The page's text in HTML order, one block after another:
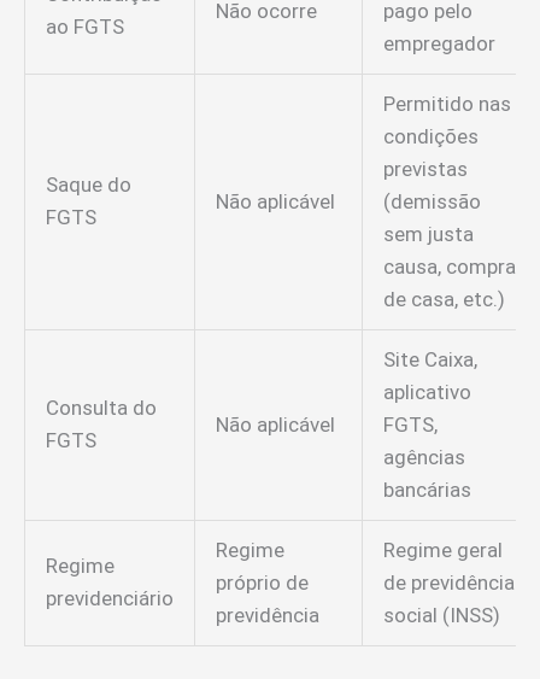
ao FGTS
Não ocorre
pago pelo
empregador
Saque do
FGTS
Não aplicável
Permitido nas
condições
previstas
(demissão
sem justa
causa, compra
de casa, etc.)
Consulta do
FGTS
Não aplicável
Site Caixa,
aplicativo
FGTS,
agências
bancárias
Regime
previdenciário
Regime
próprio de
previdência
Regime geral
de previdência
social (INSS)